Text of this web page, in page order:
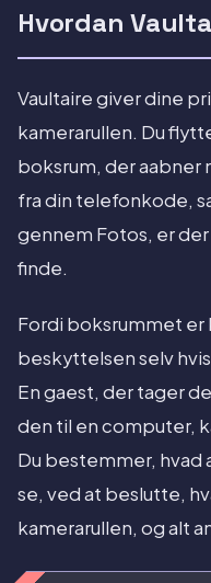
Hvordan
Vaultaire giver dine
kamerarullen. Du
boksrum, der aabner
fra din telefonkode,
gennem Fotos, er
finde.
Fordi boksrummet
beskyttelsen selv
En gaest, der tager
den til en computer,
Du bestemmer, hvad
se, ved at beslutte,
kamerarullen, og alt